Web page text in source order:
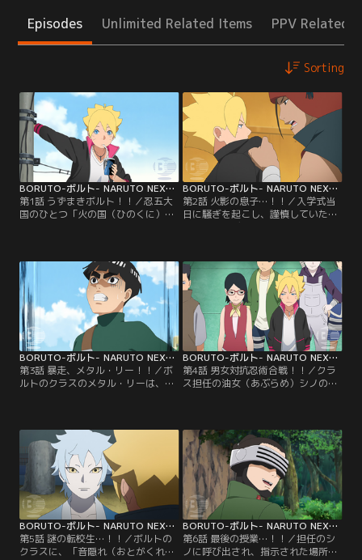
Episodes Unlimited Related Items PPV Related
Sorting
BORUTO-ボルト- NARUTO NEXT GENERATIONS 第001話
第1話 うずまきボルト！！／忍五大
国のひとつ「火の国（ひのくに）」
（ほかげ）・うずまきナルトを父に
持つ少年だ。ある日ボルトは、不良
たちに絡まれていた少年・雷門デン
キを助ける。力も気も弱いデンキ
は、不良たちばかりか自分の父親に
反発することもできないでいた…。
【提供：バンダイチャンネル】
BORUTO-ボルト- NARUTO NEXT GENERATIONS 第002話
第2話 火影の息子…！！／入学式当
日に騒ぎを起こし、謹慎していたボ
ルトがアカデミーに初登校した。だ
分を受けたボルトにクラスメイトの
目は冷たい。そんな中ボルトはクラ
スメイトのひとり、結乃（ゆいの）
イワベエにケンカを売られる。イワ
ベエは優れた戦闘センスを持ちなが
ら、素行の悪さが原因で…。【提
供：バンダイチャンネル】
BORUTO-ボルト- NARUTO NEXT GENERATIONS 第003話
第3話 暴走、メタル・リー！！／ボ
ルトのクラスのメタル・リーは、と
できなくなる。そんなメタルにある
日クラスメイトの奈良（なら）シカ
ダイが心無い一言を言ってしまう。
悪気はなかったシカダイだが、翌
日、怒ったメタルがシカダイに戦い
を仕掛け…。【提供：バンダイチャ
ンネル】
BORUTO-ボルト- NARUTO NEXT GENERATIONS 第004話
第4話 男女対抗忍術合戦！！／クラ
ス担任の油女（あぶらめ）シノの提
向かうボルトたち男子チームだが、
途中に仕掛けられたトラップや、う
ちはサラダ、秋道（あきみち）チョ
ウチョウを中心とした女子チームに
行く手を阻まれ大苦戦する…。【提
供：バンダイチャンネル】
BORUTO-ボルト- NARUTO NEXT GENERATIONS 第005話
第5話 謎の転校生…！！／ボルトの
クラスに、「音隠れ（おとがくれ）
BORUTO-ボルト- NARUTO NEXT GENERATIONS 第006話
第6話 最後の授業…！！／担任のシ
ノに呼び出され、指示された場所ま